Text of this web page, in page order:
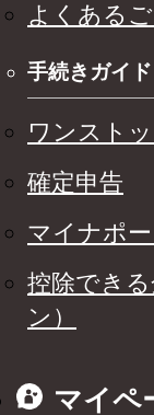
よくある
手続きガイド
ワンスト
確定申告
マイナポ
控除でき
ン）
マイペ